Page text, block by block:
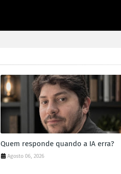
Quem responde quando a IA erra?
Agosto 06, 2026